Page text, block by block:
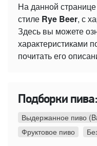
На данной
стиле Rye Beer, с
Здесь вы можете
характеристиками
почитать его
Подборки пива:
Выдержанное пиво
Фруктовое пиво